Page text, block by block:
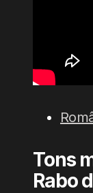
Tons
Rabo